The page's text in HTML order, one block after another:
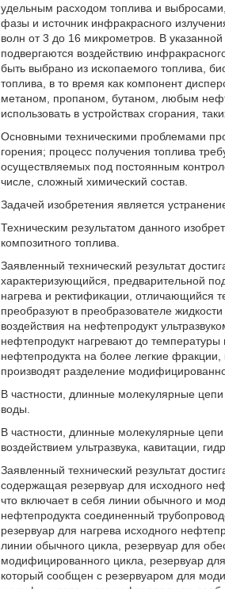
удельным расходом топлива и
фазы и источник инфракрасного
волн от 3 до 16 микрометров. В
подвергаются воздействию
быть выбрано из ископаемого топлива,
топлива, в то время как компонент
метаном, пропаном, бутаном, любым
использовать в устройствах сгорания,
Основными техническими проблемами
горения; процесс получения топлива
осуществляемых под постоянным
числе, сложный химический состав.
Задачей изобретения является
Техническим результатом данного
композитного топлива.
Заявленный технический результат
характеризующийся, предварительной
нагрева и ректификации, отличающийся
преобразуют в преобразователе
воздействия на нефтепродукт
нефтепродукт нагревают до
нефтепродукта на более легкие
производят разделение
В частности, длинные молекулярные
воды.
В частности, длинные молекулярные
воздействием ультразвука, кавитации,
Заявленный технический результат
содержащая резервуар для исходного
что включает в себя линии обычного и
нефтепродукта соединенный
резервуар для нагрева исходного
линии обычного цикла, резервуар для
модифицированного цикла, резервуар
который сообщен с резервуаром для